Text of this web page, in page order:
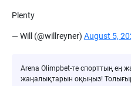
Plenty
— Will (@willreyner) August 5,
Arena Olimpbet-те спорттың ең
жаңалықтарын оқыңыз!